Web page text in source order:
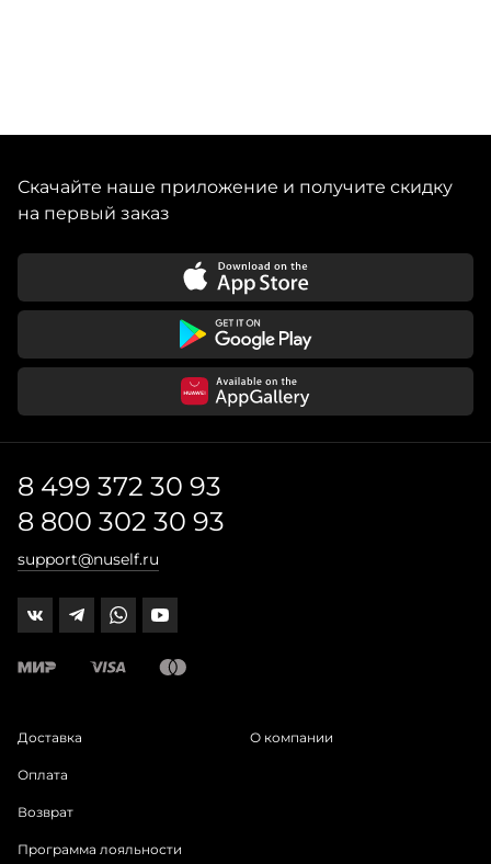
Скачайте наше приложение и получите скидку
на первый заказ
8 499 372 30 93
8 800 302 30 93
support@nuself.ru
Доставка
Оплата
Возврат
Программа лояльности
О компании